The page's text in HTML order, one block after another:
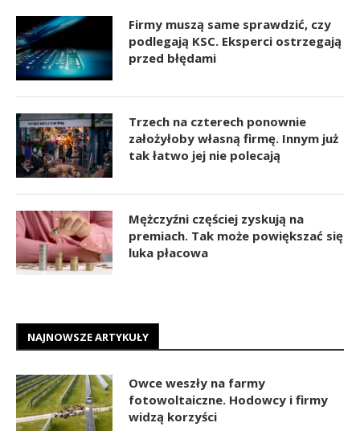
Firmy muszą same sprawdzić, czy
podlegają KSC. Eksperci ostrzegają
przed błędami
Trzech na czterech ponownie
założyłoby własną firmę. Innym już
tak łatwo jej nie polecają
Mężczyźni częściej zyskują na
premiach. Tak może powiększać się
luka płacowa
NAJNOWSZE ARTYKUŁY
Owce weszły na farmy
fotowoltaiczne. Hodowcy i firmy
widzą korzyści